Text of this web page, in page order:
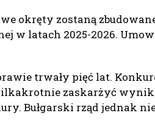
okręty zostaną
w latach 2025-2026.
trwały pięć lat.
zaskarżyć
Bułgarski rząd jednak